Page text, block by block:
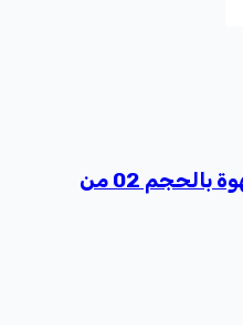
هاريو V60 - قمع تقطير القهوة بالحجم 02 من